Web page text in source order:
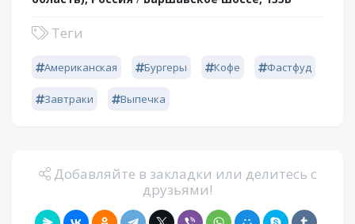
Теги
Американская Бургеры Кофе Фастфуд
Завтраки Выпечка
Добавляйте в закладки или делитесь с
друзьями!